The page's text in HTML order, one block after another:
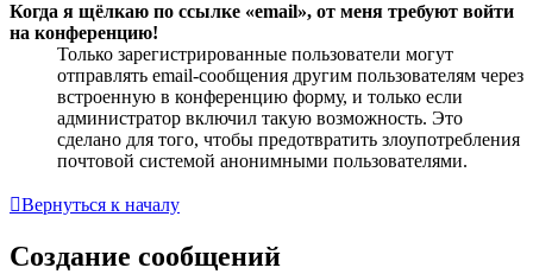
Когда я щёлкаю по ссылке «email», от меня требуют войти
на конференцию!
Только зарегистрированные пользователи могут
отправлять email-сообщения другим пользователям через
встроенную в конференцию форму, и только если
администратор включил такую возможность. Это
сделано для того, чтобы предотвратить злоупотребления
почтовой системой анонимными пользователями.
Вернуться к началу
Создание сообщений